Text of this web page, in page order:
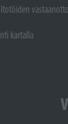
kartalla